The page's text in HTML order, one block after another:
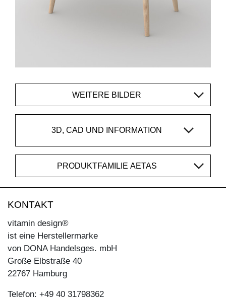
WEITERE BILDER
3D, CAD UND INFORMATION
PRODUKTFAMILIE AETAS
KONTAKT
vitamin design®
ist eine Herstellermarke
von DONA Handelsges. mbH
Große Elbstraße 40
22767 Hamburg
Telefon: +49 40 31798362